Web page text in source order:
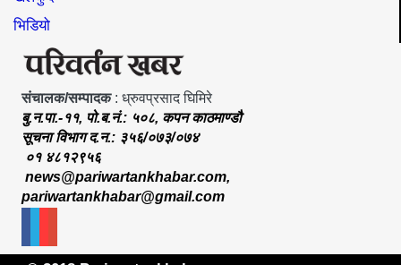
भिडियो
संचालक/सम्पादक: ध्रुवप्रसाद घिमिरे
बु.न.पा.-११, पो.ब.नं.: ५०८, कपन काठमाण्डौ
सूचना विभाग द.न.: ३५६/०७३/०७४
०१ ४८१२९५६
news@pariwartankhabar.com,
pariwartankhabar@gmail.com